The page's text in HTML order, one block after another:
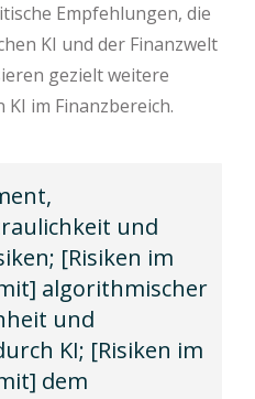
Empfehlungen, die
KI und der Finanzwelt
gezielt weitere
KI im Finanzbereich.
und
[Risiken im
algorithmischer
und
KI; [Risiken im
dem